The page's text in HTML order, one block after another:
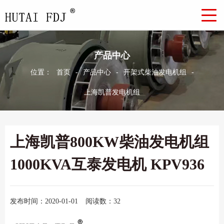
产品中心
位置： 首页 - 产品中心 - 开架式柴油发电机组 -
上海凯普发电机组
上海凯普800KW柴油发电机组
1000KVA互泰发电机 KPV936
发布时间：2020-01-01 阅读数：32